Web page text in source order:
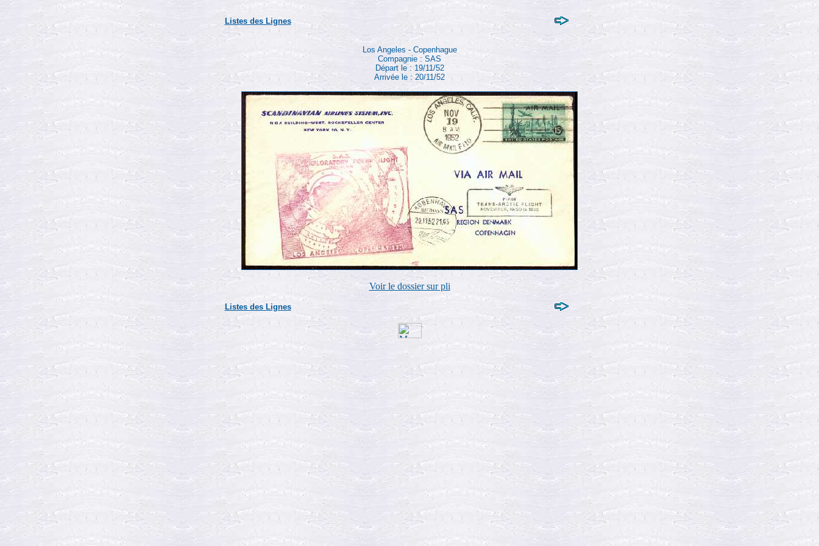
Listes des Lignes
Los Angeles - Copenhague
Compagnie : SAS
Départ le : 19/11/52
Arrivée le : 20/11/52
Voir le dossier sur pli
Listes des Lignes